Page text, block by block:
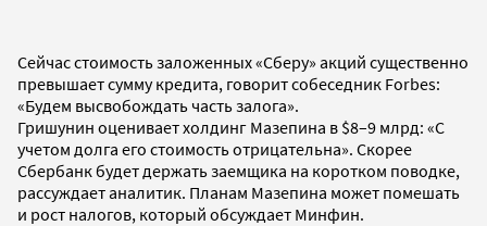
Сейчас стоимость заложенных «Сберу» акций существенно
превышает сумму кредита, говорит собеседник Forbes:
«Будем высвобождать часть залога».
Гришунин оценивает холдинг Мазепина в ­$8–9 млрд: «С
учетом долга его стоимость отрицательна». Скорее
Сбербанк будет держать заемщика на коротком поводке,
рассуждает аналитик. Планам Мазепина может помешать
и рост налогов, который обсуждает Минфин.